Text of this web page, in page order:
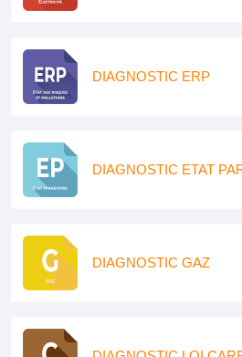
DIAGNOSTIC ERP
DIAGNOSTIC ETAT
DIAGNOSTIC GAZ